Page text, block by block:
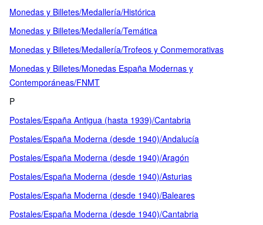
Monedas y Billetes/Medallería/Histórica
Monedas y Billetes/Medallería/Temática
Monedas y Billetes/Medallería/Trofeos y Conmemorativas
Monedas y Billetes/Monedas España Modernas y
Contemporáneas/FNMT
P
Postales/España Antigua (hasta 1939)/Cantabria
Postales/España Moderna (desde 1940)/Andalucía
Postales/España Moderna (desde 1940)/Aragón
Postales/España Moderna (desde 1940)/Asturias
Postales/España Moderna (desde 1940)/Baleares
Postales/España Moderna (desde 1940)/Cantabria